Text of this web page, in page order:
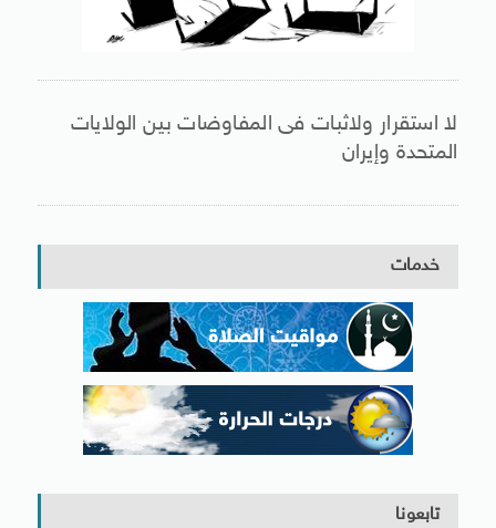
لا استقرار ولاثبات فى المفاوضات بين الولايات
المتحدة وإيران
خدمات
تابعونا